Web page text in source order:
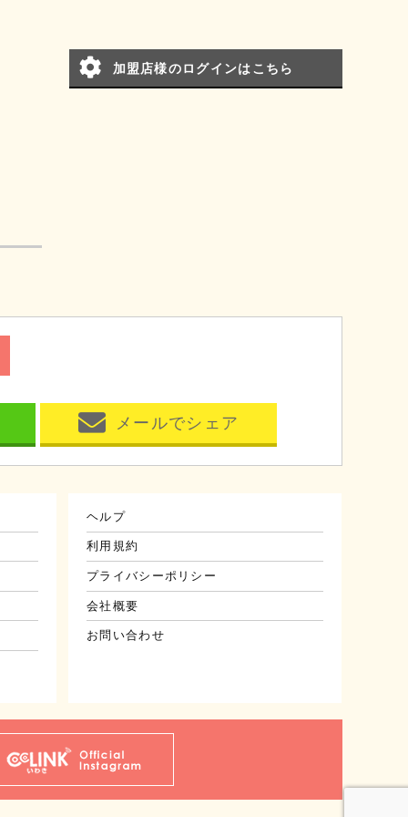
加盟店様のログインはこちら
メールでシェア
ヘルプ
利用規約
プライバシーポリシー
会社概要
お問い合わせ